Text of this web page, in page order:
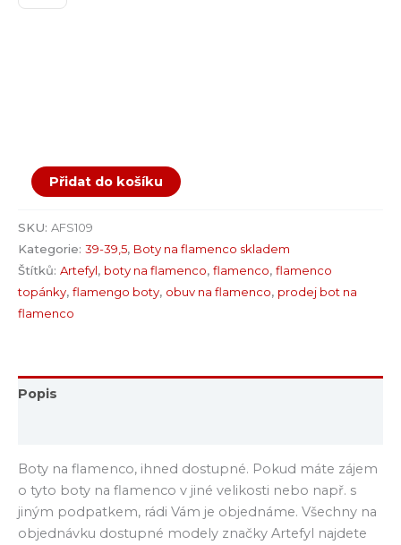
Přidat do košíku
SKU: AFS109
Kategorie: 39-39,5, Boty na flamenco skladem
Štítků: Artefyl, boty na flamenco, flamenco, flamenco
topánky, flamengo boty, obuv na flamenco, prodej bot na
flamenco
Popis
Boty na flamenco, ihned dostupné. Pokud máte zájem
o tyto boty na flamenco v jiné velikosti nebo např. s
jiným podpatkem, rádi Vám je objednáme. Všechny na
objednávku dostupné modely značky Artefyl najdete